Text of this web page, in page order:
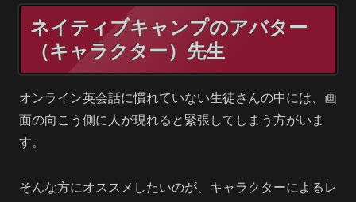
ネイティブキャンプのアバター
（キャラクター）先生
オンライン英会話に慣れていない生徒さんの中には、画
面の向こう側に人が現れると緊張してしまう方がいま
す。
そんな方にオススメしたいのが、キャラクターによるレ